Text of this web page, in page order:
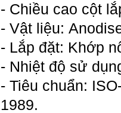
- Chiều cao cột
- Vật liệu:
- Lắp đặt: Khớp
- Nhiệt độ sử
- Tiêu chuẩn:
1989.